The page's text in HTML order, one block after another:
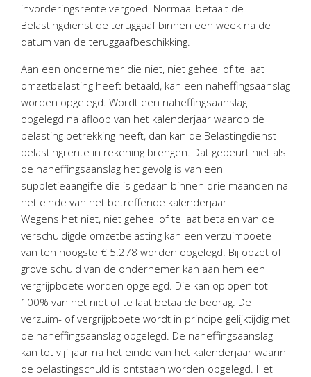
Klantenportaal – Online dossiers
Online Salaris – Salarissen
Nextens-Accorderen aangiften
invorderingsrente vergoed. Normaal betaalt de
Belastingdienst de teruggaaf binnen een week na de
datum van de teruggaafbeschikking.
Aan een ondernemer die niet, niet geheel of te laat
omzetbelasting heeft betaald, kan een naheffingsaanslag
worden opgelegd. Wordt een naheffingsaanslag
opgelegd na afloop van het kalenderjaar waarop de
belasting betrekking heeft, dan kan de Belastingdienst
belastingrente in rekening brengen. Dat gebeurt niet als
de naheffingsaanslag het gevolg is van een
suppletieaangifte die is gedaan binnen drie maanden na
het einde van het betreffende kalenderjaar.
Wegens het niet, niet geheel of te laat betalen van de
verschuldigde omzetbelasting kan een verzuimboete
van ten hoogste € 5.278 worden opgelegd. Bij opzet of
grove schuld van de ondernemer kan aan hem een
vergrijpboete worden opgelegd. Die kan oplopen tot
100% van het niet of te laat betaalde bedrag. De
verzuim- of vergrijpboete wordt in principe gelijktijdig met
de naheffingsaanslag opgelegd. De naheffingsaanslag
kan tot vijf jaar na het einde van het kalenderjaar waarin
de belastingschuld is ontstaan worden opgelegd. Het